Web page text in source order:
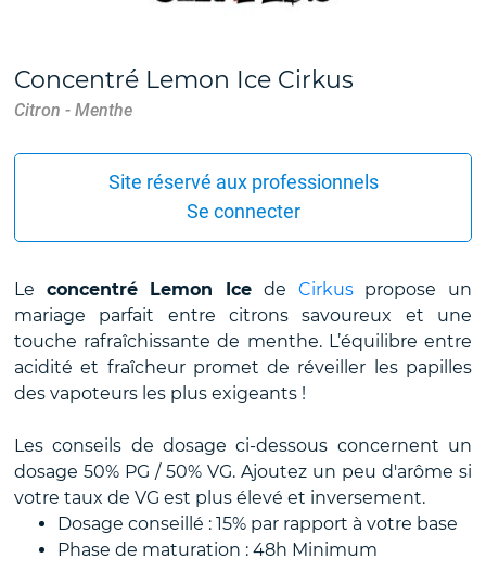
Concentré Lemon Ice Cirkus
Citron - Menthe
Site réservé aux professionnels
Se connecter
Le concentré Lemon Ice de Cirkus propose un
mariage parfait entre citrons savoureux et une
touche rafraîchissante de menthe. L’équilibre entre
acidité et fraîcheur promet de réveiller les papilles
des vapoteurs les plus exigeants !
Les conseils de dosage ci-dessous concernent un
dosage 50% PG / 50% VG. Ajoutez un peu d'arôme si
votre taux de VG est plus élevé et inversement.
Dosage conseillé : 15% par rapport à votre base
Phase de maturation : 48h Minimum